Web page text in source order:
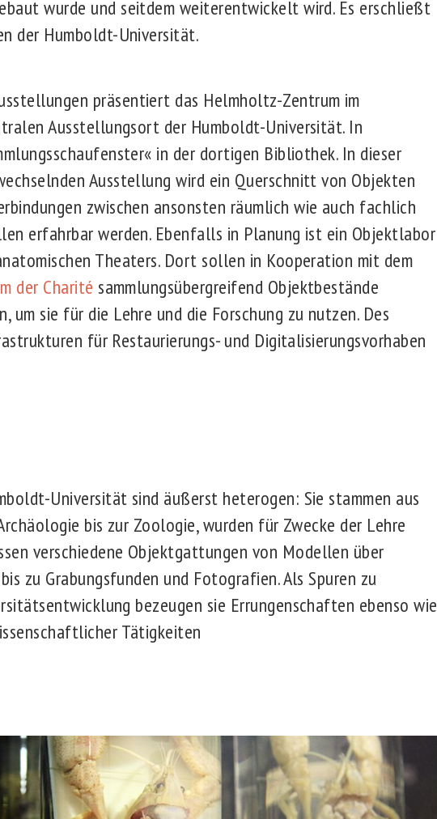
wurde und seitdem weiterentwickelt wird. Es erschließt
der Humboldt-Universität.
präsentiert das Helmholtz-Zentrum im
Ausstellungsort der Humboldt-Universität. In
in der dortigen Bibliothek. In dieser
Ausstellung wird ein Querschnitt von Objekten
zwischen ansonsten räumlich wie auch fachlich
erfahrbar werden. Ebenfalls in Planung ist ein Objektlabor
Theaters. Dort sollen in Kooperation mit dem
der Charité sammlungsübergreifend Objektbestände
um sie für die Lehre und die Forschung zu nutzen. Des
für Restaurierungs- und Digitalisierungsvorhaben
Universität sind äußerst heterogen: Sie stammen aus
bis zur Zoologie, wurden für Zwecke der Lehre
verschiedene Objektgattungen von Modellen über
zu Grabungsfunden und Fotografien. Als Spuren zu
bezeugen sie Errungenschaften ebenso wie
Tätigkeiten